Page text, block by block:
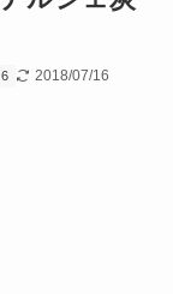
2018/07/16